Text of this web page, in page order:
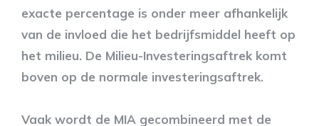
exacte percentage is onder meer afhankelijk
van de invloed die het bedrijfsmiddel heeft op
het milieu. De Milieu-Investeringsaftrek komt
boven op de normale investeringsaftrek.
Vaak wordt de MIA gecombineerd met de